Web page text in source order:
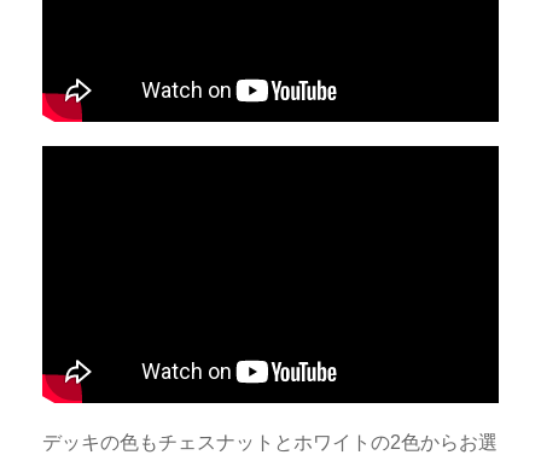
デッキの色もチェスナットとホワイトの2色からお選